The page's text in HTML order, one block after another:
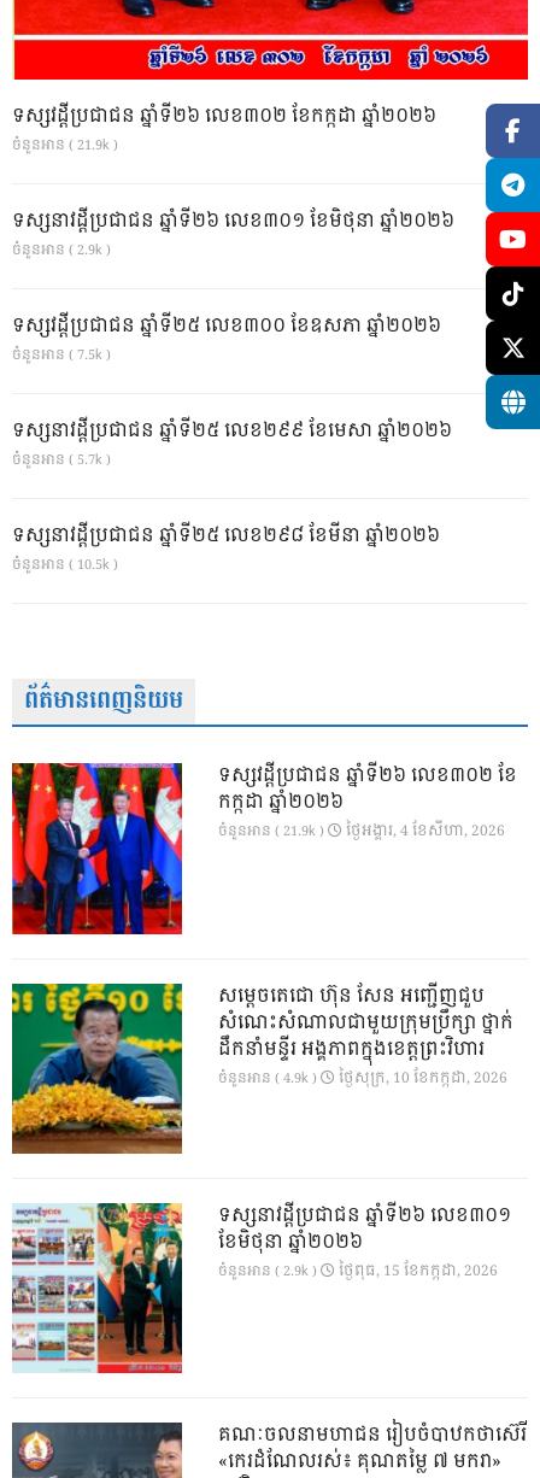
ទស្សវដ្តីប្រជាជន ឆ្នាំទី២៦ លេខ៣០២ ខែកក្កដា ឆ្នាំ២០២៦
ចំនួនអាន ( 21.9k )
ទស្សនាវដ្ដីប្រជាជន ឆ្នាំទី២៦ លេខ៣០១ ខែមិថុនា ឆ្នាំ២០២៦
ចំនួនអាន ( 2.9k )
ទស្សវដ្តីប្រជាជន ឆ្នាំទី២៥ លេខ៣០០ ខែឧសភា ឆ្នាំ២០២៦
ចំនួនអាន ( 7.5k )
ទស្សនាវដ្ដីប្រជាជន ឆ្នាំទី២៥ លេខ២៩៩ ខែមេសា ឆ្នាំ២០២៦
ចំនួនអាន ( 5.7k )
ទស្សនាវដ្ដីប្រជាជន ឆ្នាំទី២៥ លេខ២៩៨ ខែមីនា ឆ្នាំ២០២៦
ចំនួនអាន ( 10.5k )
ព័ត៌មានពេញនិយម
ទស្សវដ្តីប្រជាជន ឆ្នាំទី២៦ លេខ៣០២ ខែ
កក្កដា ឆ្នាំ២០២៦
ចំនួនអាន ( 21.9k ) ថ្ងៃ​អង្គារ, 4 ខែ​សីហា, 2026
សម្តេចតេជោ ហ៊ុន សែន អញ្ជើញជួប
សំណេះសំណាលជាមួយក្រុមប្រឹក្សា ថ្នាក់
ដឹកនាំមន្ទីរ អង្គភាពក្នុងខេត្តព្រះវិហារ
ចំនួនអាន ( 4.9k ) ថ្ងៃ​សុក្រ, 10 ខែ​កក្កដា, 2026
ទស្សនាវដ្ដីប្រជាជន ឆ្នាំទី២៦ លេខ៣០១
ខែមិថុនា ឆ្នាំ២០២៦
ចំនួនអាន ( 2.9k ) ថ្ងៃ​ពុធ, 15 ខែ​កក្កដា, 2026
គណៈចលនាមហាជន រៀបចំបាឋកថាស៊េរី
«កេរដំណែលរស់៖ គុណតម្លៃ ៧ មករា»